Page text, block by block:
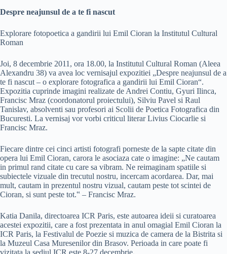
Despre neajunsul de a te fi nascut
Explorare fotopoetica a gandirii lui Emil Cioran la Institutul Cultural
Roman
Joi, 8 decembrie 2011, ora 18.00, la Institutul Cultural Roman (Aleea
Alexandru 38) va avea loc vernisajul expozitiei „Despre neajunsul de a
te fi nascut – o explorare fotografica a gandirii lui Emil Cioran“.
Expozitia cuprinde imagini realizate de Andrei Contiu, Gyuri Ilinca,
Francisc Mraz (coordonatorul proiectului), Silviu Pavel si Raul
Tanislav, absolventi sau profesori ai Scolii de Poetica Fotografica din
Bucuresti. La vernisaj vor vorbi criticul literar Livius Ciocarlie si
Francisc Mraz.
Fiecare dintre cei cinci artisti fotografi porneste de la sapte citate din
opera lui Emil Cioran, carora le asociaza cate o imagine: „Ne cautam
in primul rand citate cu care sa vibram. Ne reimaginam spatiile si
subiectele vizuale din trecutul nostru, incercam acordarea. Dar, mai
mult, cautam in prezentul nostru vizual, cautam peste tot scintei de
Cioran, si sunt peste tot.‟ – Francisc Mraz.
Katia Danila, directoarea ICR Paris, este autoarea ideii si curatoarea
acestei expozitii, care a fost prezentata in anul omagial Emil Cioran la
ICR Paris, la Festivalul de Poezie si muzica de camera de la Bistrita si
la Muzeul Casa Muresenilor din Brasov. Perioada in care poate fi